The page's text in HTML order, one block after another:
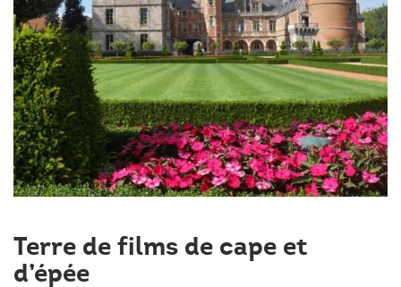
Terre de films de cape et
d’épée